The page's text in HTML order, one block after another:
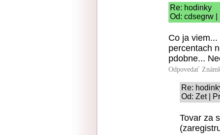
Re: hodinky
Od: cdsegrw
Co ja
percentach
pdobne...
Odpovedať
Re:
Od: Zet |
Tovar za